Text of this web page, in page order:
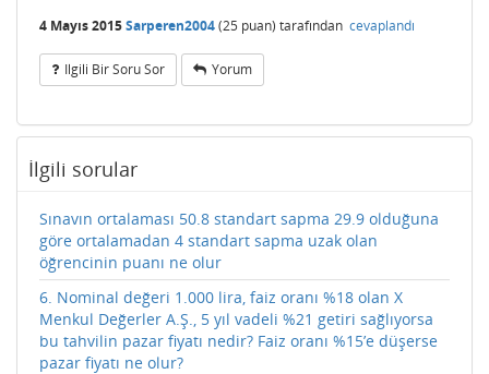
4 Mayıs 2015Sarperen2004(25 puan) tarafından cevaplandı
Ilgili Bir Soru Sor Yorum
İlgili sorular
Sınavın ortalaması 50.8 standart sapma 29.9 olduğuna
göre ortalamadan 4 standart sapma uzak olan
öğrencinin puanı ne olur
6. Nominal değeri 1.000 lira, faiz oranı %18 olan X
Menkul Değerler A.Ş., 5 yıl vadeli %21 getiri sağlıyorsa
bu tahvilin pazar fiyatı nedir? Faiz oranı %15’e düşerse
pazar fiyatı ne olur?